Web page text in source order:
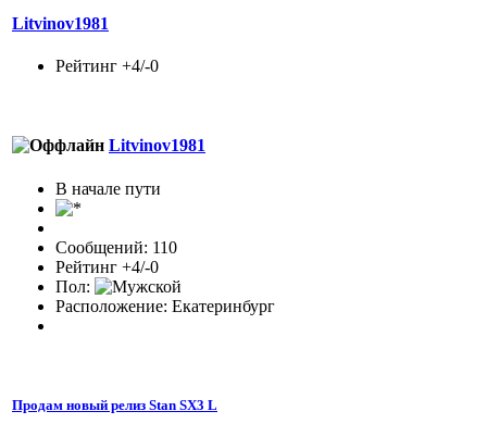
Litvinov1981
Рейтинг +4/-0
Litvinov1981
В начале пути
Сообщений: 110
Рейтинг +4/-0
Пол:
Расположение: Екатеринбург
Продам новый релиз Stan SX3 L